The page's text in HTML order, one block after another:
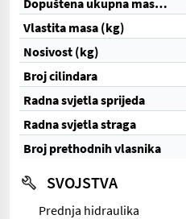
Dopuštena ukupna masa (kg)
Vlastita masa (kg)
Nosivost (kg)
Broj cilindara
Radna svjetla sprijeda
Radna svjetla straga
Broj prethodnih vlasnika
SVOJSTVA
Prednja hidraulika